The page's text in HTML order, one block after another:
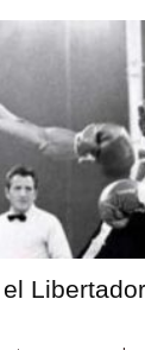
Libertador